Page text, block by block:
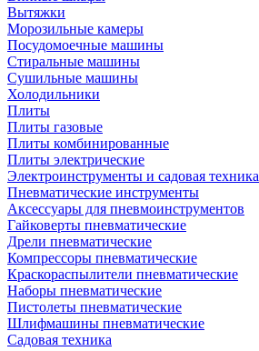
Вытяжки
Морозильные камеры
Посудомоечные машины
Стиральные машины
Сушильные машины
Холодильники
Плиты
Плиты газовые
Плиты комбинированные
Плиты электрические
Электроинструменты и садовая техника
Пневматические инструменты
Аксессуары для пневмоинструментов
Гайковерты пневматические
Дрели пневматические
Компрессоры пневматические
Краскораспылители пневматические
Наборы пневматические
Пистолеты пневматические
Шлифмашины пневматические
Садовая техника